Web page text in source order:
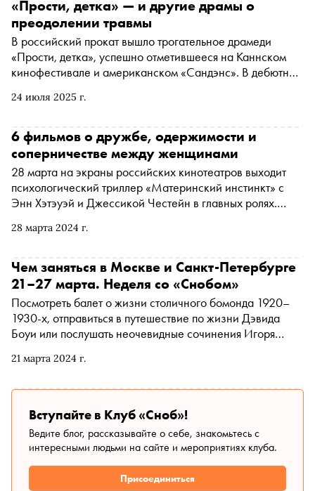
24 июля 2025 г.
«Прости, детка» — и другие драмы о
преодолении травмы
В российский прокат вышло трогательное драмеди
«Прости, детка», успешно отметившееся на Каннском
кинофестивале и американском «Сандэнс». В дебютном
штампов и воодушевляет надеждой на исцеление после
рассказывает об этом и других фильмах, в которых
женщины смогли справиться со страшным
28 марта 2024 г.
6 фильмов о дружбе, одержимости и
соперничестве между женщинами
28 марта на экраны российских кинотеатров выходит
психологический триллер «Материнский инстинкт» с
Энн Хэтэуэй и Джессикой Честейн в главных ролях.
связанные семейными и дружескими узами женщины
вовлечены в соперничество из-за конфликта интересов
21 марта 2024 г.
Чем заняться в Москве и Санкт-Петербурге
21–27 марта. Неделя со «Снобом»
Посмотреть балет о жизни столичного бомонда 1920–
1930-х, отправиться в путешествие по жизни Дэвида
Боуи или послушать неочевидные сочинения Игоря
куда сходить на ближайшей неделе
Вступайте в Клуб «Сноб»!
Ведите блог, рассказывайте о себе, знакомьтесь с
интересными людьми на сайте и мероприятиях клуба.
Присоединиться